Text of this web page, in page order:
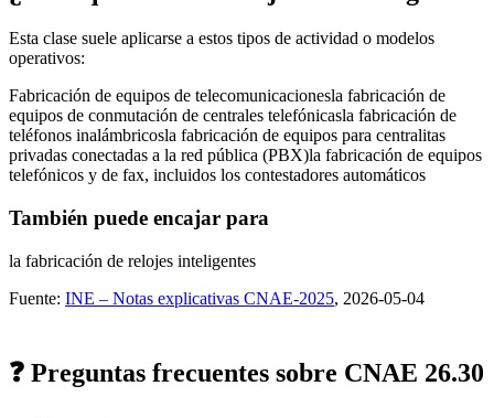
Esta clase suele aplicarse a estos tipos de actividad o modelos
operativos:
Fabricación de equipos de telecomunicacionesla fabricación de
equipos de conmutación de centrales telefónicasla fabricación de
teléfonos inalámbricosla fabricación de equipos para centralitas
privadas conectadas a la red pública (PBX)la fabricación de equipos
telefónicos y de fax, incluidos los contestadores automáticos
También puede encajar para
la fabricación de relojes inteligentes
Fuente: INE – Notas explicativas CNAE-2025, 2026-05-04
❓ Preguntas frecuentes sobre CNAE 26.30